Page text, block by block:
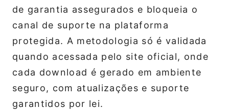
de garantia assegurados e bloqueia o
canal de suporte na plataforma
protegida. A metodologia só é validada
quando acessada pelo site oficial, onde
cada download é gerado em ambiente
seguro, com atualizações e suporte
garantidos por lei.